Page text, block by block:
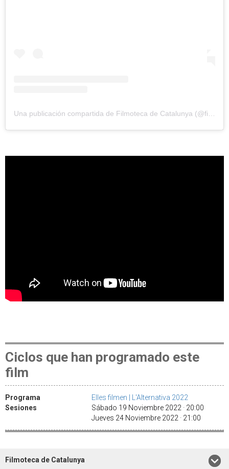
Ciclos que han programado este
film
Programa
Elles filmen | L'Alternativa 2022
Sesiones
Sábado 19 Noviembre 2022 · 20:00
Jueves 24 Noviembre 2022 · 21:00
Filmoteca de Catalunya